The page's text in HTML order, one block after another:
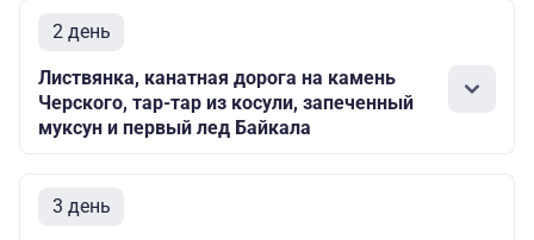
2 день
Листвянка, канатная дорога на камень
Черского, тар-тар из косули, запеченный
муксун и первый лед Байкала
3 день